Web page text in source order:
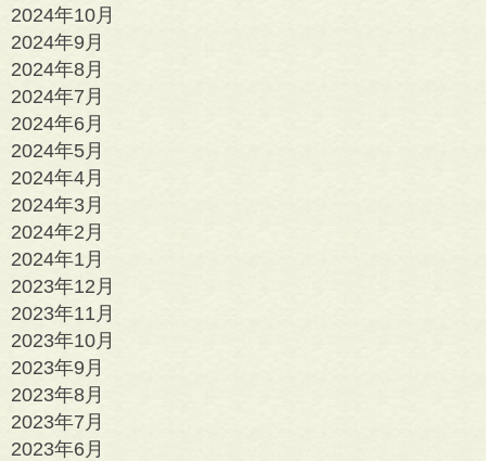
2024年10月
2024年9月
2024年8月
2024年7月
2024年6月
2024年5月
2024年4月
2024年3月
2024年2月
2024年1月
2023年12月
2023年11月
2023年10月
2023年9月
2023年8月
2023年7月
2023年6月